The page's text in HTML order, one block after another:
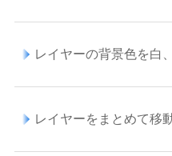
レイヤーの背景色を白
レイヤーをまとめて移